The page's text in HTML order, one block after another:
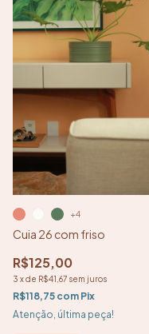
Cuia 26 com friso
R$125,00
3 xde R$41,67 sem juros
R$118,75 com Pix
Atenção, última peça!
+4